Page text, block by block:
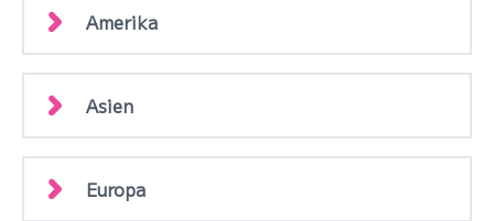
Amerika
Asien
Europa